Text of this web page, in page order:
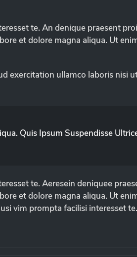
te. An denique praesent
et dolore magna aliqua. Ut
exercitation ullamco laboris nisi
Quis Ipsum Suspendisse
te. Aeresein deniquee
et dolore magna aliqua. Ut
vim prompta facilisi interesset